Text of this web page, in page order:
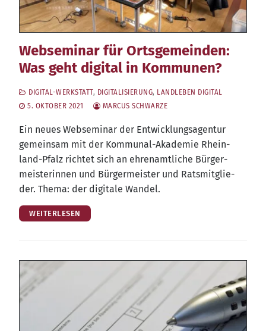
Webseminar für Ortsgemeinden:
Was geht digital in Kommunen?
DIGITAL-WERKSTATT, DIGITALISIERUNG, LANDLEBEN DIGITAL
5. OKTOBER 2021
MARCUS SCHWARZE
Ein neu­es Web­se­mi­nar der Ent­wick­lungs­agen­tur
gemein­sam mit der Kom­mu­nal-Aka­de­mie Rhein­
land-Pfalz rich­tet sich an ehren­amt­li­che Bür­ger­
meis­te­rin­nen und Bür­ger­meis­ter und Rats­mit­glie­
der. The­ma: der digi­ta­le Wandel.
WEITERLESEN